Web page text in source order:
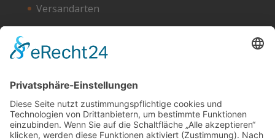
Versandarten
Zahlungsarten